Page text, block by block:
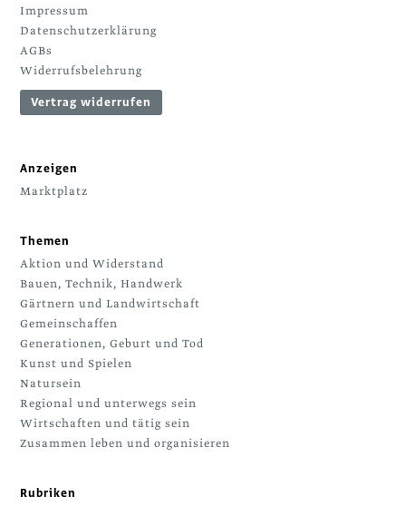
Impressum
Datenschutzerklärung
AGBs
Widerrufsbelehrung
Vertrag widerrufen
Anzeigen
Marktplatz
Themen
Aktion und Widerstand
Bauen, Technik, Handwerk
Gärtnern und Landwirtschaft
Gemeinschaffen
Generationen, Geburt und Tod
Kunst und Spielen
Natursein
Regional und unterwegs sein
Wirtschaften und tätig sein
Zusammen leben und organisieren
Rubriken